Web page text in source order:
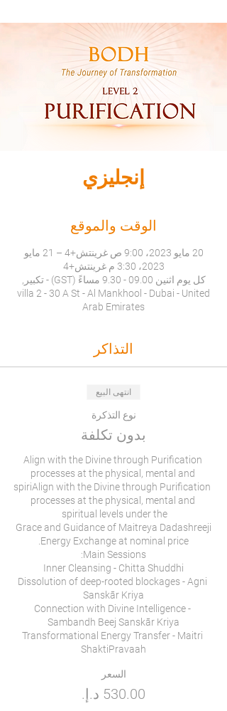
إنجليزي
الوقت والموقع
20 مايو 2023، 9:00 ص غرينتش+4 – 21 مايو
2023، 3:30 م غرينتش+4
كل يوم اثنين 09.00 - 9.30 مساءً (GST) - تكبير,
villa 2 - 30 A St - Al Mankhool - Dubai - United
Arab Emirates
التذاكر
انتهى البيع
نوع التذكرة
بدون تكلفة
Align with the Divine through Purification
processes at the physical, mental and
spiriAlign with the Divine through Purification
processes at the physical, mental and
Dissolution of deep-rooted blockages - Agni
Connection with Divine Intelligence -
Transformational Energy Transfer - Maitri
ShaktiPravaah
السعر